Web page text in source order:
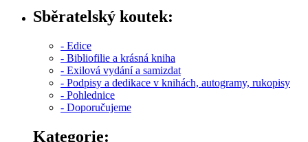
Sběratelský koutek:
- Edice
- Bibliofilie a krásná kniha
- Exilová vydání a samizdat
- Podpisy a dedikace v knihách, autogramy, rukopisy
- Pohlednice
- Doporučujeme
Kategorie: